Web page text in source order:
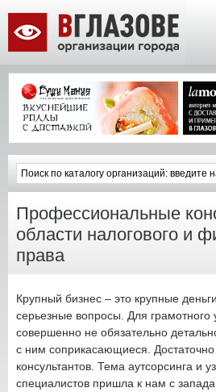
Профессиональные
области налогового и
права
Крупный бизнес – это крупные
серьезные вопросы. Для грамотного
совершенно не обязательно
с ним соприкасающиеся.
консультантов. Тема аутсорсинга и
специалистов пришла к нам с